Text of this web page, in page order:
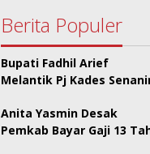
Berita Populer
Bupati Fadhil Arief
Melantik Pj Kades
Anita Yasmin Desak
Pemkab Bayar Gaji 13